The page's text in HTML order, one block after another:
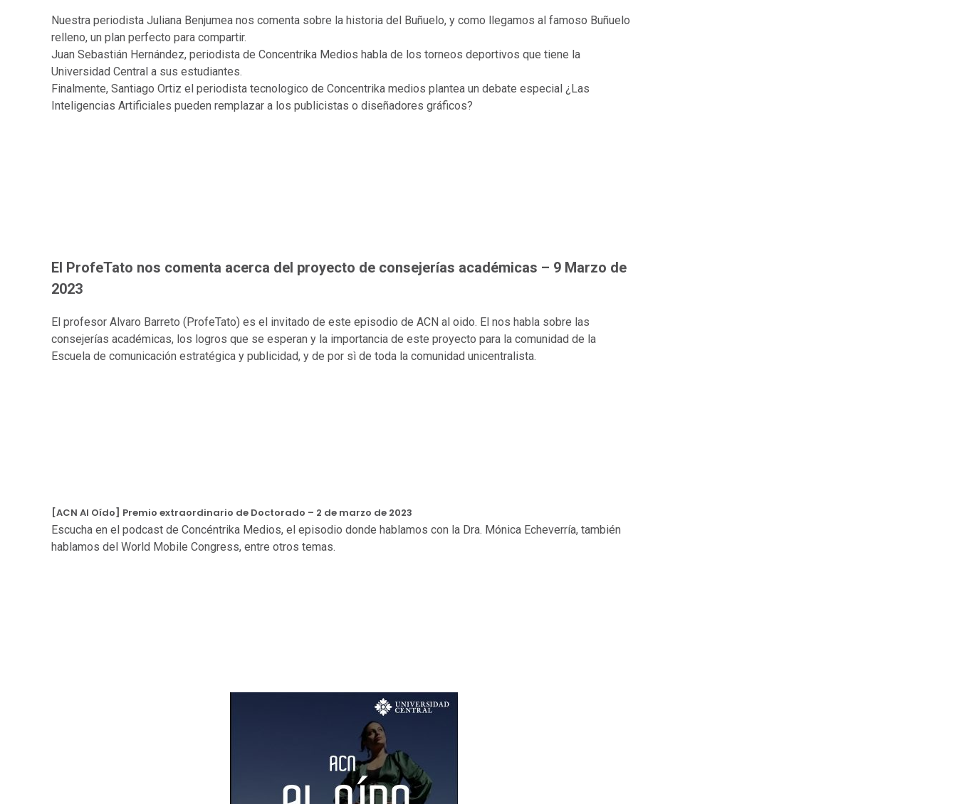
Nuestra periodista Juliana Benjumea nos comenta sobre la historia del Buñuelo, y como llegamos al famoso Buñuelo
relleno, un plan perfecto para compartir.
Juan Sebastián Hernández, periodista de Concentrika Medios habla de los torneos deportivos que tiene la
Universidad Central a sus estudiantes.
Finalmente, Santiago Ortiz el periodista tecnologico de Concentrika medios plantea un debate especial ¿Las
Inteligencias Artificiales pueden remplazar a los publicistas o diseñadores gráficos?
El ProfeTato nos comenta acerca del proyecto de consejerías académicas – 9 Marzo de
2023
El profesor Alvaro Barreto (ProfeTato) es el invitado de este episodio de ACN al oido. El nos habla sobre las
consejerías académicas, los logros que se esperan y la importancia de este proyecto para la comunidad de la
Escuela de comunicación estratégica y publicidad, y de por sì de toda la comunidad unicentralista.
[ACN Al Oído] Premio extraordinario de Doctorado – 2 de marzo de 2023
Escucha en el podcast de Concéntrika Medios, el episodio donde hablamos con la Dra. Mónica Echeverría, también
hablamos del World Mobile Congress, entre otros temas.